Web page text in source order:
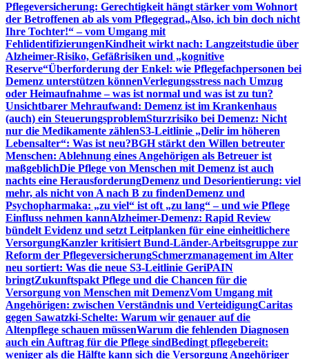
Pflegeversicherung: Gerechtigkeit hängt stärker vom Wohnort
der Betroffenen ab als vom Pflegegrad„Also, ich bin doch nicht
Ihre Tochter!“ – vom Umgang mit
FehlidentifizierungenKindheit wirkt nach: Langzeitstudie über
Alzheimer-Risiko, Gefäßrisiken und „kognitive
Reserve“Überforderung der Enkel: wie Pflegefachpersonen bei
Demenz unterstützen könnenVerlegungsstress nach Umzug
oder Heimaufnahme – was ist normal und was ist zu tun?
Unsichtbarer Mehraufwand: Demenz ist im Krankenhaus
(auch) ein SteuerungsproblemSturzrisiko bei Demenz: Nicht
nur die Medikamente zählenS3-Leitlinie „Delir im höheren
Lebensalter“: Was ist neu?BGH stärkt den Willen betreuter
Menschen: Ablehnung eines Angehörigen als Betreuer ist
maßgeblichDie Pflege von Menschen mit Demenz ist auch
nachts eine HerausforderungDemenz und Desorientierung: viel
mehr, als nicht von A nach B zu findenDemenz und
Psychopharmaka: „zu viel“ ist oft „zu lang“ – und wie Pflege
Einfluss nehmen kannAlzheimer-Demenz: Rapid Review
bündelt Evidenz und setzt Leitplanken für eine einheitlichere
VersorgungKanzler kritisiert Bund-Länder-Arbeitsgruppe zur
Reform der PflegeversicherungSchmerzmanagement im Alter
neu sortiert: Was die neue S3-Leitlinie GeriPAIN
bringtZukunftspakt Pflege und die Chancen für die
Versorgung von Menschen mit DemenzVom Umgang mit
Angehörigen: zwischen Verständnis und VerteidigungCaritas
gegen Sawatzki-Schelte: Warum wir genauer auf die
Altenpflege schauen müssenWarum die fehlenden Diagnosen
auch ein Auftrag für die Pflege sindBedingt pflegebereit:
weniger als die Hälfte kann sich die Versorgung Angehöriger